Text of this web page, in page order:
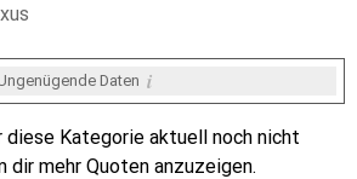
Daten i
diese Kategorie aktuell noch nicht
dir mehr Quoten anzuzeigen.